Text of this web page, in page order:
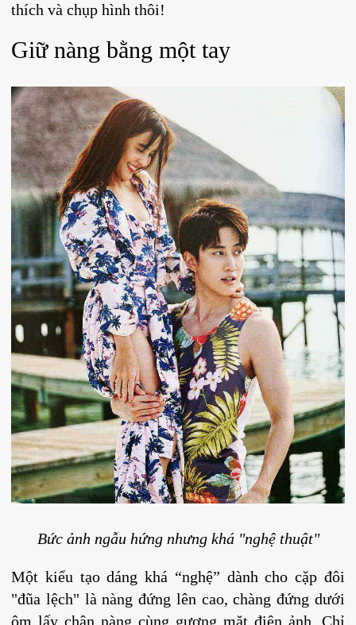
thích và chụp hình thôi!
Giữ nàng bằng một tay
Bức ảnh ngẫu hứng nhưng khá "nghệ thuật"
Một kiểu tạo dáng khá “nghệ” dành cho cặp đôi
"đũa lệch" là nàng đứng lên cao, chàng đứng dưới
ôm lấy chân nàng cùng gương mặt điện ảnh. Chỉ